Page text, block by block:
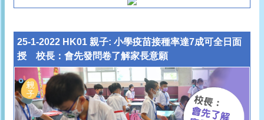
25-1-2022 HK01 親子: 小學疫苗接種率達7成可全日面
授 校長：會先發問卷了解家長意願